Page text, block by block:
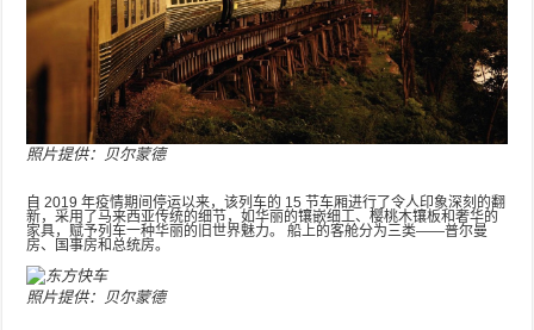
照片提供：贝尔蒙德
自 2019 年疫情期间停运以来，该列车的 15 节车厢进行了令人印象深刻的翻
新，采用了马来西亚传统的细节，如华丽的镶嵌细工、樱桃木镶板和奢华的
家具，赋予列车一种华丽的旧世界魅力。 船上的客舱分为三类——普尔曼
房、国事房和总统房。
照片提供：贝尔蒙德